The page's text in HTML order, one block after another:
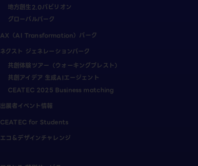
地方創生2.0パビリオン
グローバルパーク
AX（AI Transformation）パーク
ネクスト ジェネレーションパーク
共創体験ツアー（ウォーキングブレスト）
共創アイデア 生成AIエージェント
CEATEC 2025 Business matching
出展者イベント情報
CEATEC for Students
エコ＆デザインチャレンジ